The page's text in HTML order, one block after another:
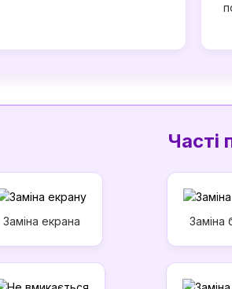
Часті
Заміна екрана Заміна